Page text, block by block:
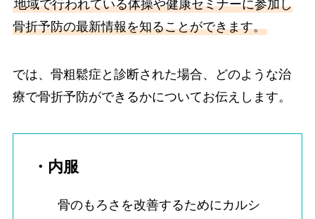
地域で行われている体操や健康セミナーに参加し
骨折予防の最新情報を知ることができます。
では、骨粗鬆症と診断された場合、どのような治
療で骨折予防ができるかについてお伝えします。
・内服
骨のもろさを改善するためにカルシ